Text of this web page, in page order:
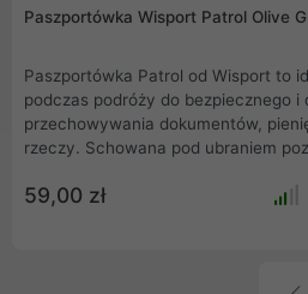
Paszportówka Wisport Patrol Olive
Paszportówka Patrol od Wisport to
podczas podróży do bezpiecznego i
przechowywania dokumentów,
rzeczy. Schowana pod ubraniem
osób postronnych i co więcej nie
ręki tak, jak w przypadku torebki.
59,00 zł